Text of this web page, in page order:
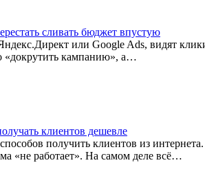
сливать бюджет впустую
или Google Ads, видят
«докрутить кампанию», а…
клиентов дешевле
получить клиентов из
«не работает». На самом деле всё…